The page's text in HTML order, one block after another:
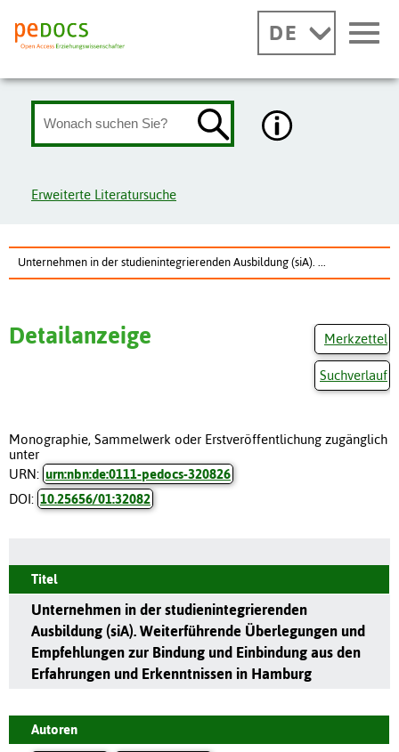
DE
Erweiterte Literatursuche
Unternehmen in der studienintegrierenden Ausbildung (siA). ...
Merkzettel
Suchverlauf
Detailanzeige
Monographie, Sammelwerk oder Erstveröffentlichung zugänglich
unter
URN: urn:nbn:de:0111-pedocs-320826
DOI: 10.25656/01:32082
Titel
Unternehmen in der studienintegrierenden
Ausbildung (siA). Weiterführende Überlegungen und
Empfehlungen zur Bindung und Einbindung aus den
Erfahrungen und Erkenntnissen in Hamburg
Autoren